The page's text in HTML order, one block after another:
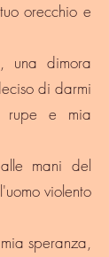
orecchio e
una dimora
di darmi
rupe e mia
mani del
violento
speranza,